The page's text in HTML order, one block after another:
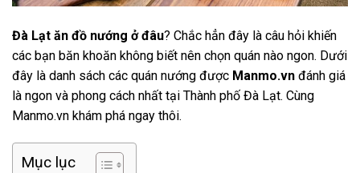
Đà Lạt ăn đồ nướng ở đâu? Chắc hẳn đây là câu hỏi khiến
các bạn băn khoăn không biết nên chọn quán nào ngon. Dưới
đây là danh sách các quán nướng được Manmo.vn đánh giá
là ngon và phong cách nhất tại Thành phố Đà Lạt. Cùng
Manmo.vn khám phá ngay thôi.
Mục lục